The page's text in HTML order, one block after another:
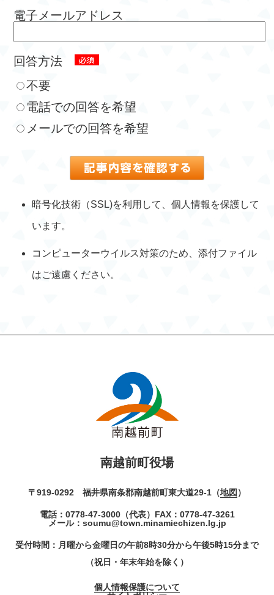
電子メールアドレス
回答方法
不要
電話での回答を希望
メールでの回答を希望
暗号化技術（SSL)を利用して、個人情報を保護して
います。
コンピューターウイルス対策のため、添付ファイル
はご遠慮ください。
南越前町役場
〒919-0292 福井県南条郡南越前町東大道29-1（地図 ）
電話： 0778-47-3000（代表） FAX：0778-47-3261
メール： soumu@town.minamiechizen.lg.jp
受付時間：月曜から金曜日の午前8時30分から午後5時15分まで
（祝日・年末年始を除く）
個人情報保護について